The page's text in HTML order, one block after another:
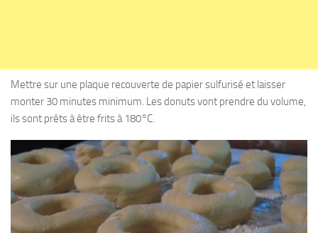
Mettre sur une plaque recouverte de papier sulfurisé et laisser
monter 30 minutes minimum. Les donuts vont prendre du volume,
ils sont prêts à être frits à 180°C.